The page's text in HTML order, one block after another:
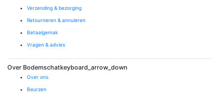
Verzending & bezorging
Retourneren & annuleren
Betaalgemak
Vragen & advies
Over Bodemschatkeyboard_arrow_down
Over ons
Beurzen